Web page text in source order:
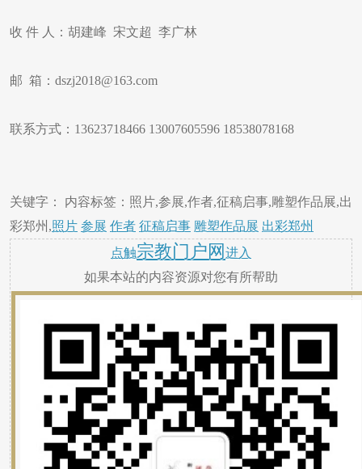
收 件 人：胡建峰 宋文超 李广林
邮 箱：dszj2018@163.com
联系方式：13623718466 13007605596 18538078168
关键字： 内容标签：照片,参展,作者,征稿启事,雕塑作品展,出
彩郑州,照片 参展 作者 征稿启事 雕塑作品展 出彩郑州
点触宗教门户网 进入
如果本站的内容资源对您有所帮助